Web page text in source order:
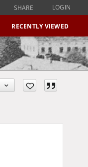
SHARE LOGIN
RECENTLY VIEWED